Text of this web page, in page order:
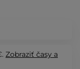
Zobraziť časy a